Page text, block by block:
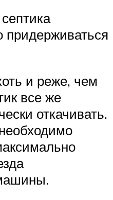
придерживаться
и реже, чем
все же
откачивать.